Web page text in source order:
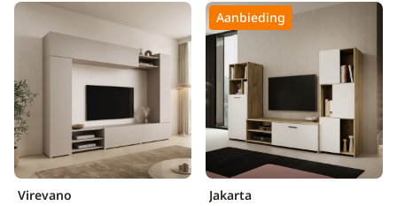
Virevano
Aanbieding
Jakarta